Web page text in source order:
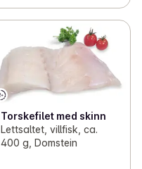
Torskefilet med skinn
Lettsaltet, villfisk, ca.
400 g, Domstein